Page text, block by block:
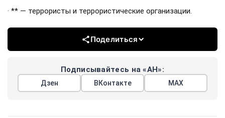
· ** — террористы и террористические организации.
Поделиться
Подписывайтесь на «АН»:
Дзен ВКонтакте МАХ